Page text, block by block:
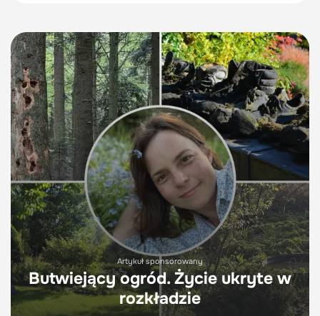
Artykuł sponsorowany
Butwiejący ogród. Życie ukryte w
rozkładzie